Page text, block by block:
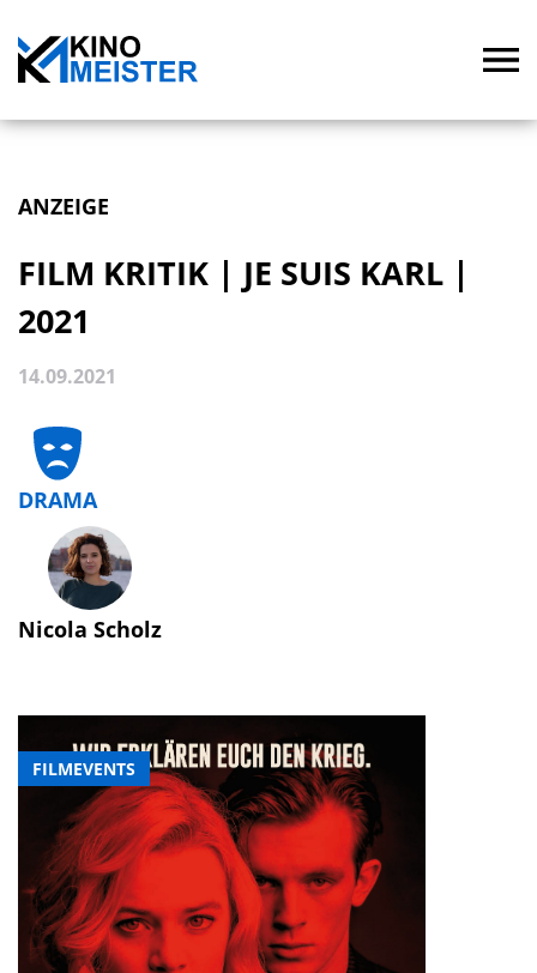
ANZEIGE
FILMEVENTS
FILM KRITIK | JE SUIS KARL |
2021
14.09.2021
DRAMA
Nicola Scholz